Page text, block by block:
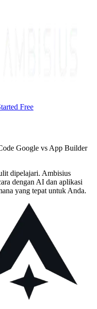
Free
Google vs App Builder
dipelajari. Ambisius
dengan AI dan aplikasi
yang tepat untuk Anda.